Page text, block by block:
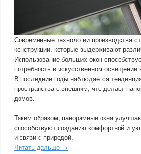
Современные технологии производства
конструкции, которые выдерживают
Использование больших окон
потребность в искусственном
В последние годы наблюдается
пространства с внешним, что делает
домов.
Таким образом, панорамные окна
способствуют созданию комфортной и
и связи с природой.
Читать дальше →